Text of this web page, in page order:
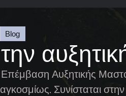
Blog
Αυξητικής
Συνίσταται